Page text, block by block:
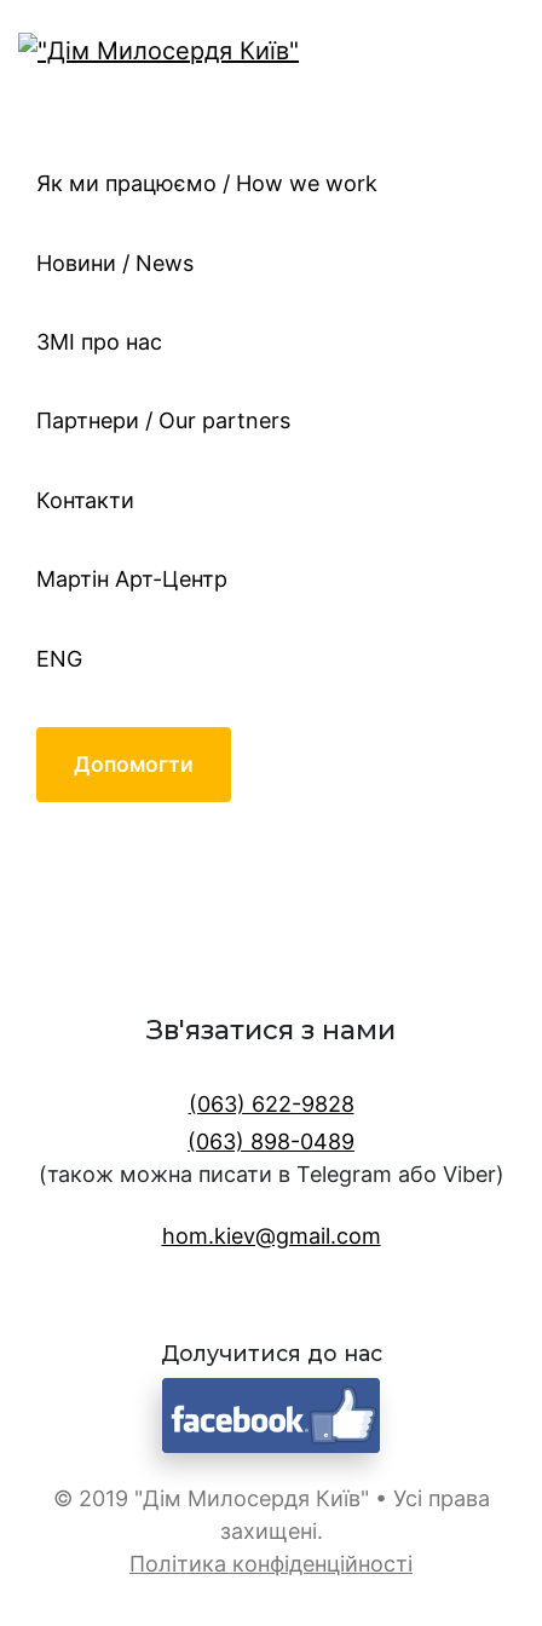
Як ми працюємо / How we work
Новини / News
ЗМІ про нас
Партнери / Our partners
Контакти
Mартін Арт-Центр
ENG
Допомогти
Зв'язатися з нами
(063) 622-9828
(063) 898-0489
(також можна писати в Telegram або Viber)
hom.kiev@gmail.com
Долучитися до нас
© 2019 "Дім Милосердя Київ" • Усі права
захищені.
Політика конфіденційності